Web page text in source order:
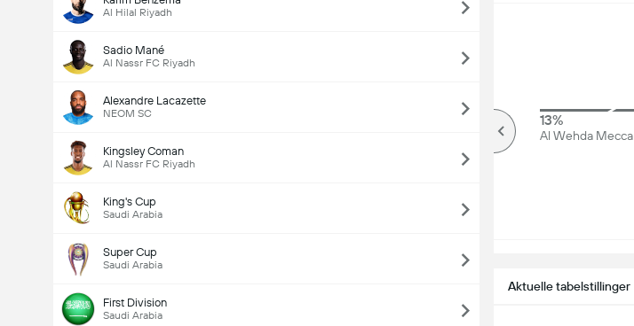
Al Hilal Riyadh
Sadio Mané
Al Nassr FC Riyadh
Alexandre Lacazette
NEOM SC
Kingsley Coman
Al Nassr FC Riyadh
King's Cup
Saudi Arabia
Super Cup
Saudi Arabia
First Division
Saudi Arabia
Aktuelle tabelstillinger
13%
Al Wehda Mecca
Antal Mål i Kampen (2.5)
Samlet antal stemmer: 2,487